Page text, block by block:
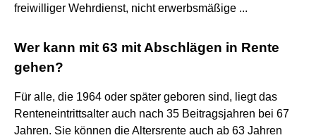
freiwilliger Wehrdienst, nicht erwerbsmäßige ...
Wer kann mit 63 mit Abschlägen in Rente
gehen?
Für alle, die 1964 oder später geboren sind, liegt das
Renteneintrittsalter auch nach 35 Beitragsjahren bei 67
Jahren. Sie können die Altersrente auch ab 63 Jahren